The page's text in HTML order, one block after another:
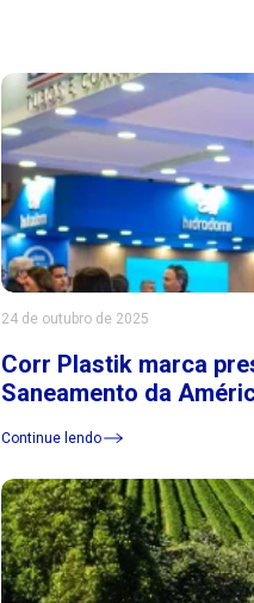
24 de outubro de 2025
Corr Plastik marca
Saneamento da
Continue lendo